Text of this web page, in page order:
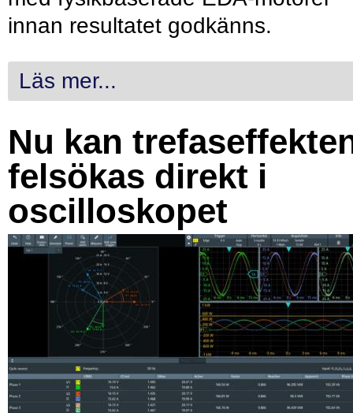
innan resultatet godkänns.
Läs mer...
Nu kan
felsökas direkt i
oscilloskopet